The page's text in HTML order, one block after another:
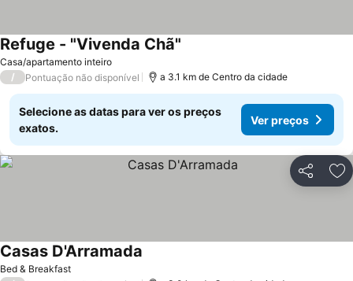
Casa/apartamento inteiro
Refuge - "Vivenda Chã"
/ Pontuação não disponível a 3.1 km de Centro da cidade
Selecione as datas para ver os preços
exatos.
Ver preços
Partilhar
Bed & Breakfast
Casas D'Arramada